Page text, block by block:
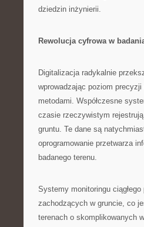
dziedzin inżynierii.
Rewolucja cyfrowa w
Digitalizacja radykalnie
wprowadzając poziom
metodami. Współczesne
czasie rzeczywistym
gruntu. Te dane są
oprogramowanie przetwarza
badanego terenu.
Systemy monitoringu
zachodzących w gruncie, co
terenach o skomplikowanych